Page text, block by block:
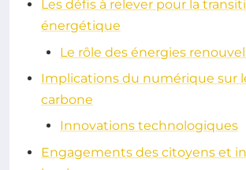
Les défis à relever pour la
énergétique
Le rôle des énergies
Implications du numérique sur
carbone
Innovations technologiques
Engagements des citoyens et